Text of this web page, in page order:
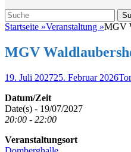
Suche
Suche
nach:
Startseite »Veranstaltung »MGV
MGV
Veröffentlicht
19. Juli 202725. Februar 2026
Datum/Zeit
Date(s) - 19/07/2027
20:00 - 22:00
Veranstaltungsort